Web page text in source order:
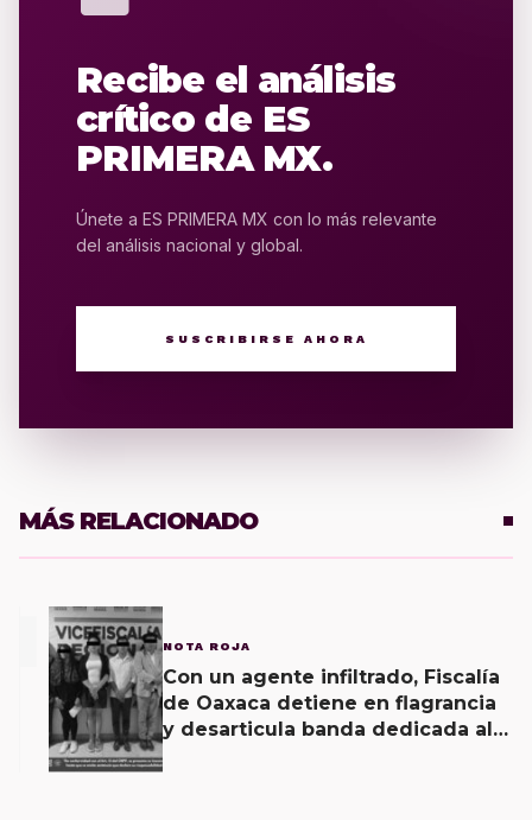
Recibe el análisis
crítico de ES
PRIMERA MX.
Únete a ES PRIMERA MX con lo más relevante
del análisis nacional y global.
SUSCRIBIRSE AHORA
MÁS RELACIONADO
NOTA ROJA
Con un agente infiltrado, Fiscalía
de Oaxaca detiene en flagrancia
y desarticula banda dedicada al